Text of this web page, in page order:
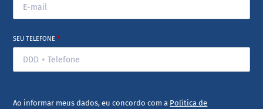
SEU TELEFONE*
Ao informar meus dados, eu concordo com a Política de